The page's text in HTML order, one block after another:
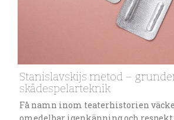
Stanislavskijs metod –
skådespelarteknik
Få namn inom teaterhistorien